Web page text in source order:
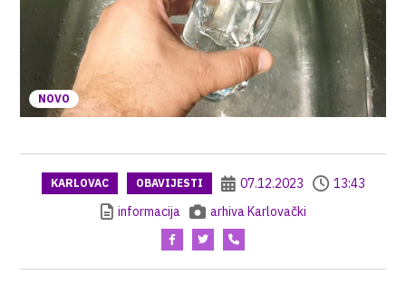
NOVO
KARLOVAC OBAVIJESTI 07.12.2023
13:43
informacija
arhiva Karlovački